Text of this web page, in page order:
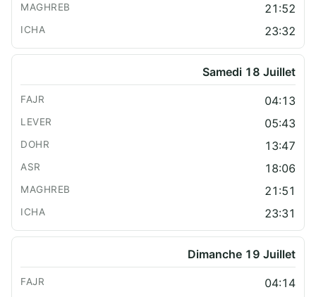
21:52
23:32
Samedi 18 Juillet
04:13
05:43
13:47
18:06
21:51
23:31
Dimanche 19 Juillet
04:14